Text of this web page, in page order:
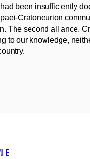
been insufficiently
Cratoneurion
The second alliance,
to our knowledge,